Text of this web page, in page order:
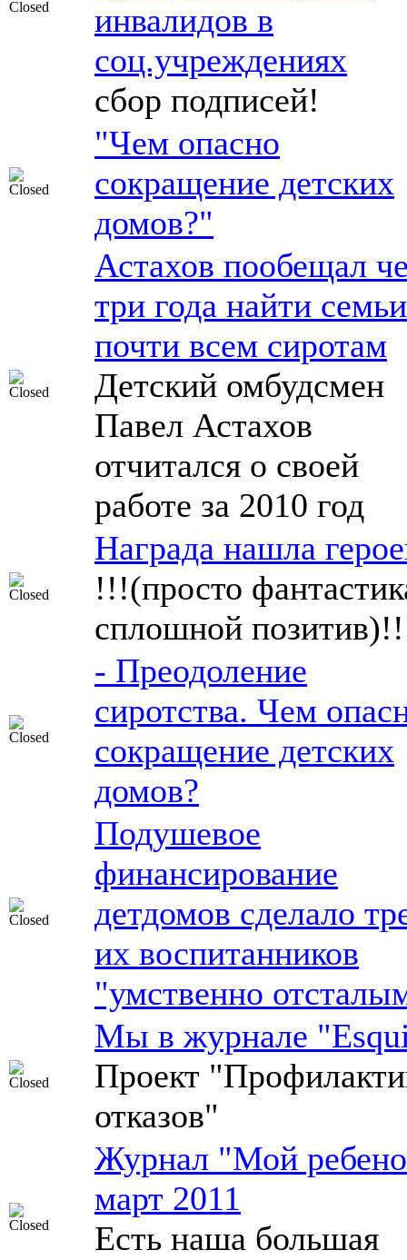
инвалидов в
соц.учреждениях
сбор подписей!
"Чем опасно
сокращение детских
домов?"
Астахов пообещал
три года найти семьи
почти всем сиротам
Детский омбудсмен
Павел Астахов
отчитался о своей
работе за 2010 год
Награда нашла
!!!(просто
сплошной
- Преодоление
сиротства. Чем
сокращение детских
домов?
Подушевое
финансирование
детдомов сделало
их воспитанников
"умственно
Мы в журнале
Проект
отказов"
Журнал "Мой
март 2011
Есть наша большая